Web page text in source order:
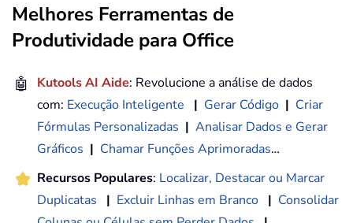
Melhores Ferramentas de
Produtividade para Office
🤖 Kutools AI Aide: Revolucione a análise de dados
com: Execução Inteligente | Gerar Código | Criar
Fórmulas Personalizadas | Analisar Dados e Gerar
Gráficos | Chamar Funções Aprimoradas…
Recursos Populares: Localizar, Destacar ou Marcar
Duplicatas
| Excluir Linhas em Branco | Consolidar